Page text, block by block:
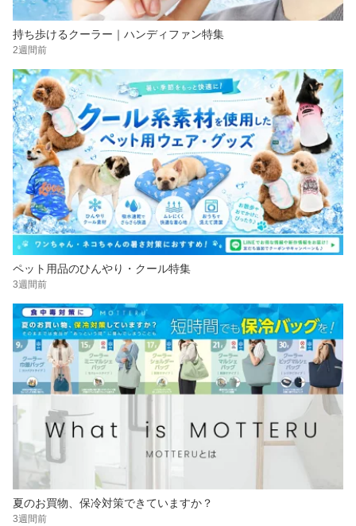
持ち歩けるクーラー｜ハンディファン特集
2週間前
ペット用品のひんやり・クール特集
3週間前
夏のお買物、保冷対策できていますか？
3週間前